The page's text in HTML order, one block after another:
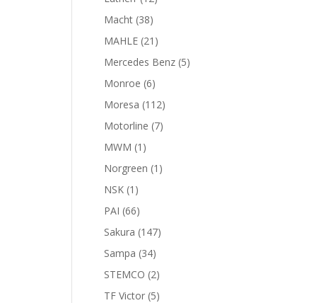
Macht 3838
productos
MAHLE 21 21
productos
Mercedes Benz 55
Monroe 66
productos
Moresa 112112
productos
Motorline 77
MWM 1 1
producto
Norgreen 1 1
NSK 1 1
producto
PAI 6666
productos
Sakura 147147
Sampa 3434
productos
STEMCO 22
productos
TF Victor 55